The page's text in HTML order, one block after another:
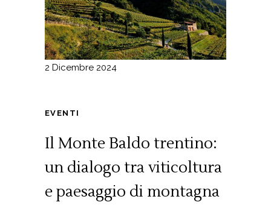
2 Dicembre 2024
EVENTI
Il Monte Baldo trentino:
un dialogo tra viticoltura
e paesaggio di montagna